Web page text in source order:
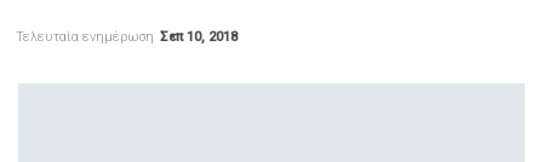
Τελευταία ενημέρωση Σεπ 10, 2018